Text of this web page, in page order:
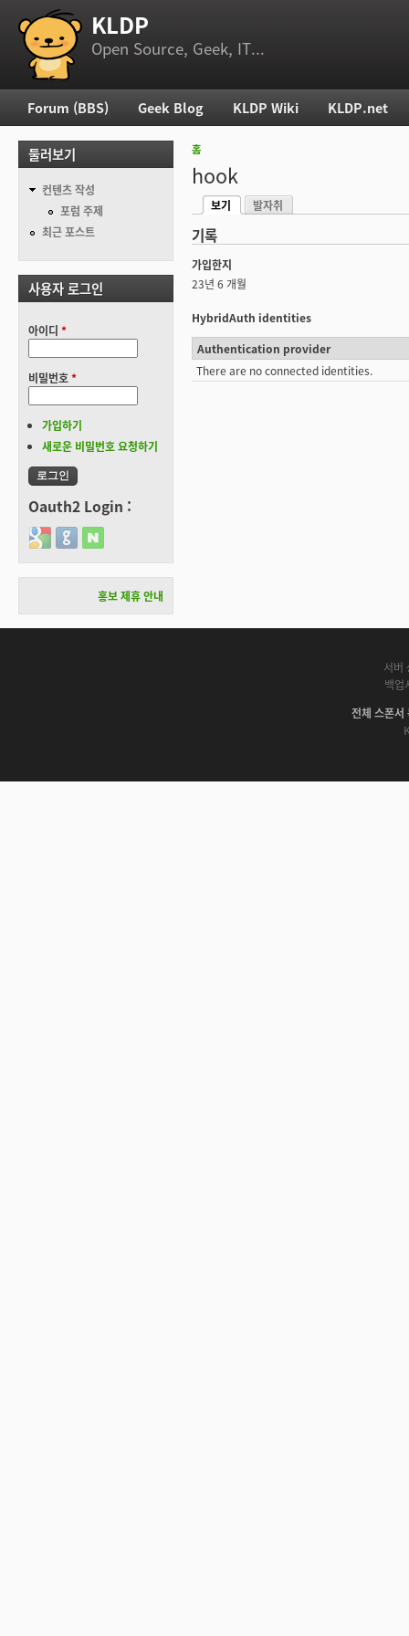
부 메뉴 KLDP
Open Source, Geek, IT...
현재 위치
홈
hook
기본탭
보기
발자취
기록
가입한지
23년 6 개월
HybridAuth identities
Authentication provider
There are no connected identities.
주 메뉴
Forum (BBS) Geek Blog KLDP Wiki KLDP.net
둘러보기
컨텐츠 작성
포럼 주제
최근 포스트
사용자 로그인
아이디 *
비밀번호*
가입하기
새로운 비밀번호 요청하기
Oauth2 Login :
Login with Google
Login with GitHub
Login with Naver
홍보 제휴 안내
서버
백업
전체 스폰서